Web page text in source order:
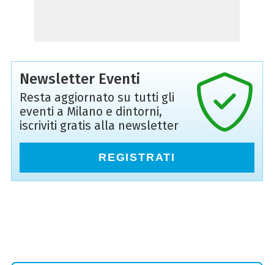
Newsletter Eventi
Resta aggiornato su tutti gli
eventi a Milano e dintorni,
iscriviti gratis alla newsletter
REGISTRATI